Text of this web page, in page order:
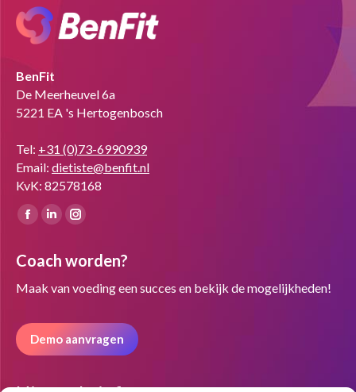
BenFit
De Meerheuvel 6a
5221 EA 's Hertogenbosch
Tel: +31 (0)73-6990939
Email: dietiste@benfit.nl
KvK: 82578168
Vind ons op:
Facebook
opens
in
window
Linkedin
opens
in
window
Instagram
opens
in
window
Coach worden?
Maak van voeding een succes en bekijk de mogelijkheden!
Demo aanvragen